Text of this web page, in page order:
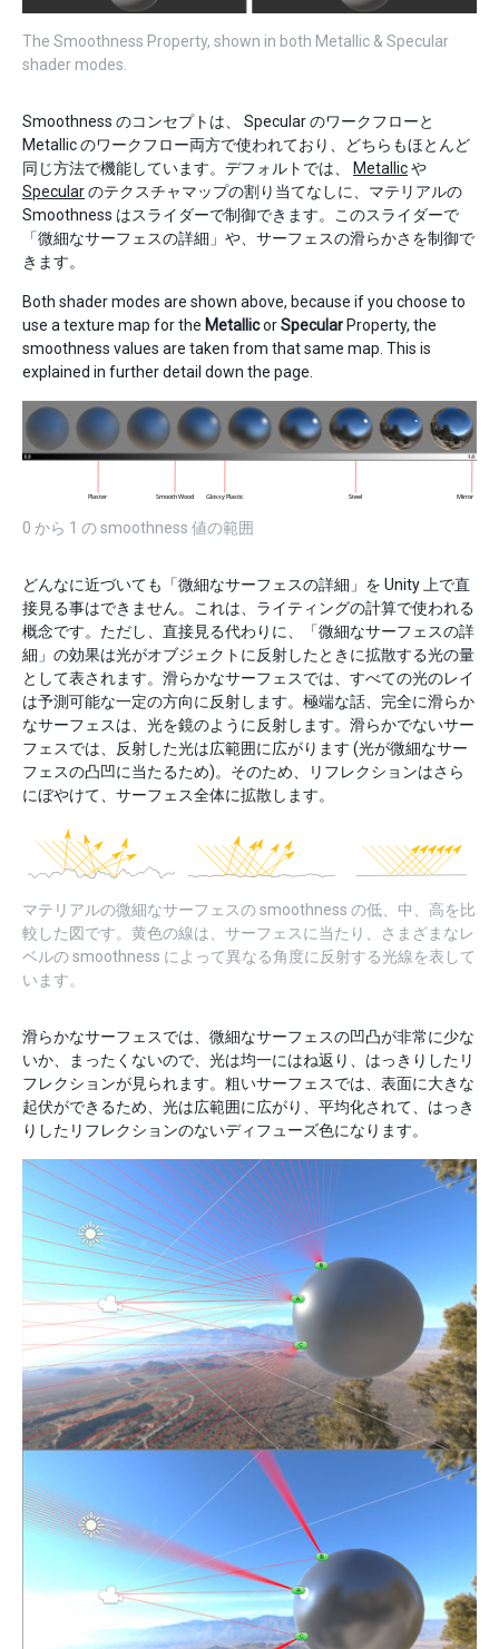
The Smoothness Property, shown in both Metallic & Specular
shader modes.
Smoothness のコンセプトは、 Specular のワークフローと
Metallic のワークフロー両方で使われており、どちらもほとんど
同じ方法で機能しています。デフォルトでは、
Metallicや
Specularのテクスチャマップの割り当てなしに、マテリアルの
Smoothness はスライダーで制御できます。このスライダーで
「微細なサーフェスの詳細」や、サーフェスの滑らかさを制御で
きます。
Both shader modes are shown above, because if you choose to
use a texture map for the MetallicorSpecular Property, the
smoothness values are taken from that same map. This is
explained in further detail down the page.
0 から 1 の smoothness 値の範囲
どんなに近づいても「微細なサーフェスの詳細」を Unity 上で直
接見る事はできません。これは、ライティングの計算で使われる
概念です。ただし、直接見る代わりに、「微細なサーフェスの詳
細」の効果は光がオブジェクトに反射したときに拡散する光の量
として表されます。滑らかなサーフェスでは、すべての光のレイ
は予測可能な一定の方向に反射します。極端な話、完全に滑らか
なサーフェスは、光を鏡のように反射します。滑らかでないサー
フェスでは、反射した光は広範囲に広がります (光が微細なサー
フェスの凸凹に当たるため)。そのため、リフレクションはさら
にぼやけて、サーフェス全体に拡散します。
マテリアルの微細なサーフェスの smoothness の低、中、高を比
較した図です。黄色の線は、サーフェスに当たり、さまざまなレ
ベルの smoothness によって異なる角度に反射する光線を表して
います。
滑らかなサーフェスでは、微細なサーフェスの凹凸が非常に少な
いか、まったくないので、光は均一にはね返り、はっきりしたリ
フレクションが見られます。粗いサーフェスでは、表面に大きな
起伏ができるため、光は広範囲に広がり、平均化されて、はっき
りしたリフレクションのないディフューズ色になります。